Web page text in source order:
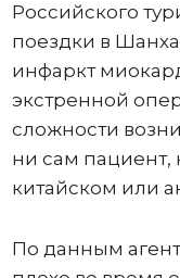
Российского
поездки в
инфаркт
экстренной
сложности
ни сам пациент,
китайском или
По данным